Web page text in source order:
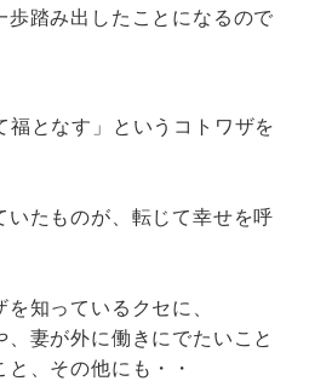
歩踏み出したことになるので
となす」というコトワザを
いたものが、転じて幸せを呼
知っているクセに、
妻が外に働きにでたいこと
、その他にも・・